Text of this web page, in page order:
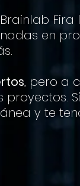
Fira
en
, pero a
y te